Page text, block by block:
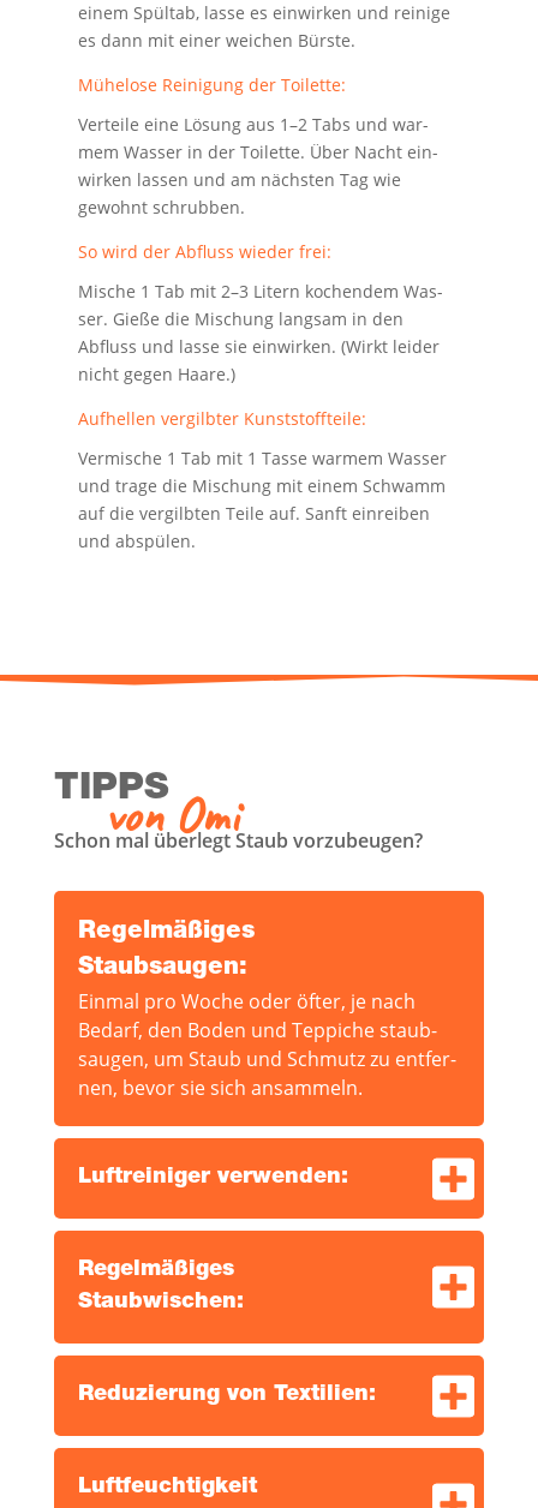
einem Spül­tab, las­se es ein­wir­ken und rei­ni­ge
es dann mit einer wei­chen Bürste.
Mühe­lo­se Rei­ni­gung der Toilette:
Ver­tei­le eine Lösung aus 1–2 Tabs und war­
mem Was­ser in der Toi­let­te. Über Nacht ein­
wir­ken las­sen und am nächs­ten Tag wie
gewohnt schrubben.
So wird der Abfluss wie­der frei:
Mische 1 Tab mit 2–3 Litern kochen­dem Was­
ser. Gie­ße die Mischung lang­sam in den
Abfluss und las­se sie ein­wir­ken. (Wirkt lei­der
nicht gegen Haare.)
Auf­hel­len ver­gilb­ter Kunststoffteile:
Ver­mi­sche 1 Tab mit 1 Tas­se war­mem Was­ser
und tra­ge die Mischung mit einem Schwamm
auf die ver­gilb­ten Tei­le auf. Sanft ein­rei­ben
und abspülen.
TIPPSvon Omi
Schon mal über­legt Staub vorzubeugen?
Regel­mä­ßi­ges
Staubsaugen:
Ein­mal pro Woche oder öfter, je nach
Bedarf, den Boden und Tep­pi­che staub­
saugen, um Staub und Schmutz zu ent­fer­
nen, bevor sie sich ansammeln.
Luft­rei­ni­ger verwenden:
Regel­mä­ßi­ges
Staubwischen:
Redu­zie­rung von Textilien:
Luft­feuch­tig­keit